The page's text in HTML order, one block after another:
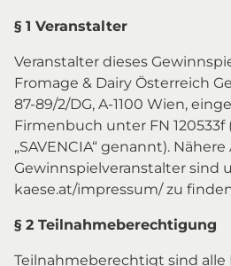
§ 1 Veranstalter
Veranstalter dieses
Fromage & Dairy Österreich
87-89/2/DG, A-1100 Wien,
Firmenbuch unter FN
„SAVENCIA“ genannt).
Gewinnspielveranstalter sind
kaese.at/impressum/ zu
§ 2 Teilnahmeberechtigung
Teilnahmeberechtigt sind alle